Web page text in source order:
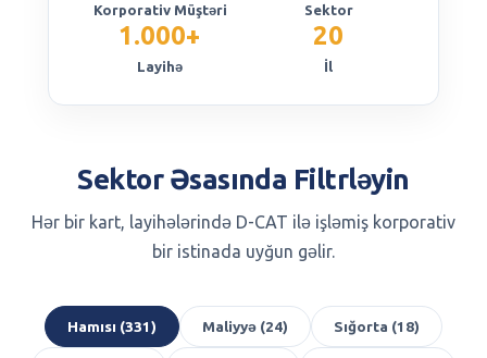
Korporativ Müştəri Sektor
1.000+
Layihə
20
İl
Sektor Əsasında Filtrləyin
Hər bir kart, layihələrində D-CAT ilə işləmiş korporativ
bir istinada uyğun gəlir.
Hamısı (331) Maliyyə (24) Sığorta (18)